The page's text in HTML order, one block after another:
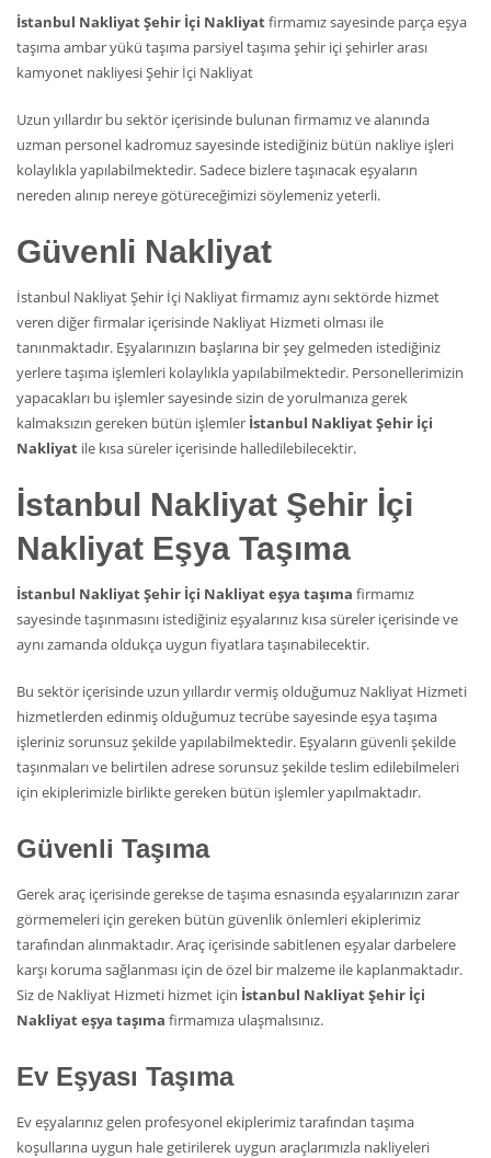
İstanbul Nakliyat Şehir İçi Nakliyatfirmamız sayesinde parça eşya
taşıma ambar yükü taşıma parsiyel taşıma şehir içi şehirler arası
kamyonet nakliyesi Şehir İçi Nakliyat
Uzun yıllardır bu sektör içerisinde bulunan firmamız ve alanında
uzman personel kadromuz sayesinde istediğiniz bütün nakliye işleri
kolaylıkla yapılabilmektedir. Sadece bizlere taşınacak eşyaların
nereden alınıp nereye götüreceğimizi söylemeniz yeterli.
Güvenli Nakliyat
İstanbul Nakliyat Şehir İçi Nakliyat firmamız aynı sektörde hizmet
veren diğer firmalar içerisinde Nakliyat Hizmeti olması ile
tanınmaktadır. Eşyalarınızın başlarına bir şey gelmeden istediğiniz
yerlere taşıma işlemleri kolaylıkla yapılabilmektedir. Personellerimizin
yapacakları bu işlemler sayesinde sizin de yorulmanıza gerek
kalmaksızın gereken bütün işlemler İstanbul Nakliyat Şehir İçi
Nakliyat ile kısa süreler içerisinde halledilebilecektir.
İstanbul Nakliyat Şehir İçi
Nakliyat Eşya Taşıma
İstanbul Nakliyat Şehir İçi Nakliyat eşya taşıma firmamız
sayesinde taşınmasını istediğiniz eşyalarınız kısa süreler içerisinde ve
aynı zamanda oldukça uygun fiyatlara taşınabilecektir.
Bu sektör içerisinde uzun yıllardır vermiş olduğumuz Nakliyat Hizmeti
hizmetlerden edinmiş olduğumuz tecrübe sayesinde eşya taşıma
işleriniz sorunsuz şekilde yapılabilmektedir. Eşyaların güvenli şekilde
taşınmaları ve belirtilen adrese sorunsuz şekilde teslim edilebilmeleri
için ekiplerimizle birlikte gereken bütün işlemler yapılmaktadır.
Güvenli Taşıma
Gerek araç içerisinde gerekse de taşıma esnasında eşyalarınızın zarar
görmemeleri için gereken bütün güvenlik önlemleri ekiplerimiz
tarafından alınmaktadır. Araç içerisinde sabitlenen eşyalar darbelere
karşı koruma sağlanması için de özel bir malzeme ile kaplanmaktadır.
Siz de Nakliyat Hizmeti hizmet için İstanbul Nakliyat Şehir İçi
Nakliyat eşya taşıma firmamıza ulaşmalısınız.
Ev Eşyası Taşıma
Ev eşyalarınız gelen profesyonel ekiplerimiz tarafından taşıma
koşullarına uygun hale getirilerek uygun araçlarımızla nakliyeleri